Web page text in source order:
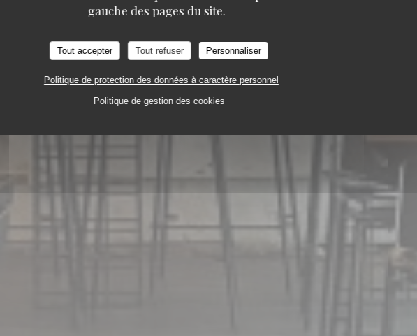
gauche des pages du site.
Tout accepter Tout refuser Personnaliser
Politique de protection des données à caractère personnel
Politique de gestion des cookies
11, COUR DES PETITES ÉCURIES 75010 PARIS